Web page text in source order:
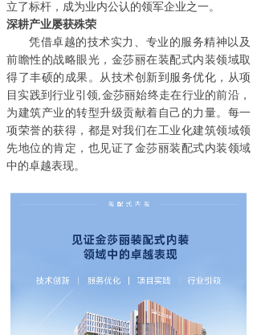
立了标杆 ，成为业内公认的领军企业之一。
深耕产业屡获殊荣
凭借卓越的技术实力、专业的服务精神以及
前瞻性的战略眼光 ，金莎丽在装配式内装领域取
得了丰硕的成果。从技术创新到服务优化 ， 从项
目实践到行业引领,金莎丽始终走在行业的前沿 ，
为建筑产业的转型升级贡献着自己的力量。每一
项荣誉的获得 ， 都是对我们在工业化建筑领域领
先地位的肯定 ， 也见证了 金莎丽装配式内装领域
中的卓越表现。